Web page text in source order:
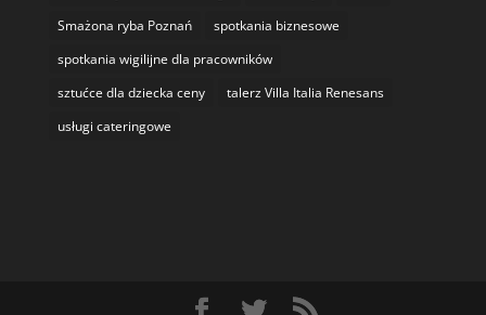
Smażona ryba Poznań
spotkania biznesowe
spotkania wigilijne dla pracowników
sztućce dla dziecka ceny
talerz Villa Italia Renesans
usługi cateringowe